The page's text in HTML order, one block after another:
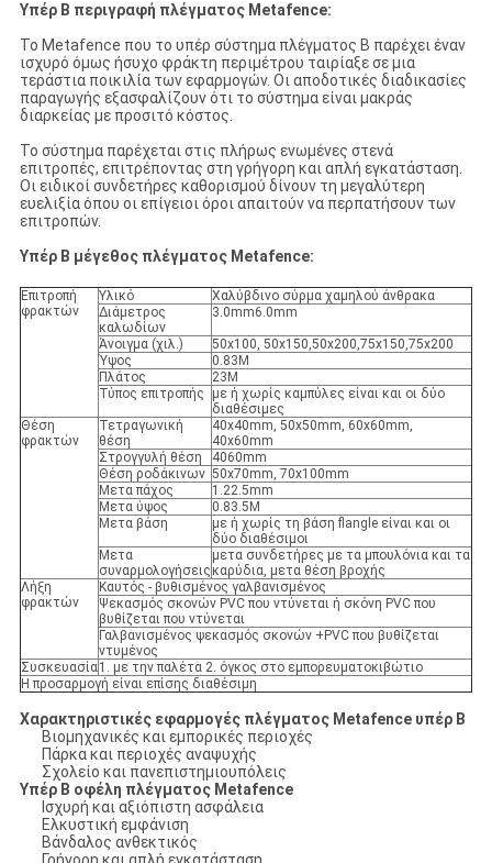
Υπέρ Β περιγραφή πλέγματος Metafence:
Το Metafence που το υπέρ σύστημα πλέγματος Β παρέχει έναν
ισχυρό όμως ήσυχο φράκτη περιμέτρου ταιρίαξε σε μια
τεράστια ποικιλία των εφαρμογών. Οι αποδοτικές διαδικασίες
παραγωγής εξασφαλίζουν ότι το σύστημα είναι μακράς
διαρκείας με προσιτό κόστος.
Το σύστημα παρέχεται στις πλήρως ενωμένες στενά
επιτροπές, επιτρέποντας στη γρήγορη και απλή εγκατάσταση.
Οι ειδικοί συνδετήρες καθορισμού δίνουν τη μεγαλύτερη
ευελιξία όπου οι επίγειοι όροι απαιτούν να περπατήσουν των
επιτροπών.
Υπέρ Β μέγεθος πλέγματος Metafence:
Επιτροπή
φρακτών
Υλικό
Χαλύβδινο σύρμα χαμηλού άνθρακα
Διάμετρος
καλωδίων
3.0mm6.0mm
Άνοιγμα (χιλ.)
50x100, 50x150,50x200,75x150,75x200
Ύψος
0.83M
Πλάτος
23M
Τύπος επιτροπής
με ή χωρίς καμπύλες είναι και οι δύο
διαθέσιμες
Θέση
φρακτών
Τετραγωνική
θέση
40x40mm, 50x50mm, 60x60mm,
40x60mm
Στρογγυλή θέση
4060mm
Θέση ροδάκινων 50x70mm, 70x100mm
Μετα πάχος
1.22.5mm
Μετα ύψος
0.83.5M
Μετα βάση
με ή χωρίς τη βάση flangle είναι και οι
δύο διαθέσιμοι
Μετα
συναρμολογήσεις
μετα συνδετήρες με τα μπουλόνια και τα
καρύδια, μετα θέση βροχής
Λήξη
φρακτών
Καυτός - βυθισμένος γαλβανισμένος
Ψεκασμός σκονών PVC που ντύνεται ή σκόνη PVC που
βυθίζεται που ντύνεται
Γαλβανισμένος ψεκασμός σκονών +PVC που βυθίζεται
ντυμένος
Συσκευασία1. με την παλέτα 2. όγκος στο εμπορευματοκιβώτιο
Η προσαρμογή είναι επίσης διαθέσιμη
Χαρακτηριστικές εφαρμογές πλέγματος Metafence υπέρ Β
Βιομηχανικές και εμπορικές περιοχές
Πάρκα και περιοχές αναψυχής
Σχολείο και πανεπιστημιουπόλεις
Υπέρ Β οφέλη πλέγματος Metafence
Ισχυρή και αξιόπιστη ασφάλεια
Ελκυστική εμφάνιση
Βάνδαλος ανθεκτικός